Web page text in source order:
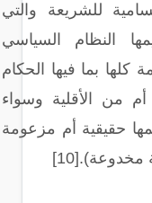
للشريعة والتي
النظام السياسي
كلها بما فيها الحكام
أم من الأقلية وسواء
حقيقية أم مزعومة